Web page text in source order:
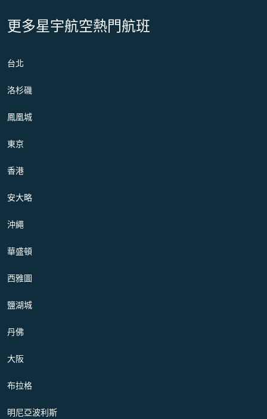
更多星宇航空熱門航班
台北
洛杉磯
鳳凰城
東京
香港
安大略
沖繩
華盛頓
西雅圖
鹽湖城
丹佛
大阪
布拉格
明尼亞波利斯